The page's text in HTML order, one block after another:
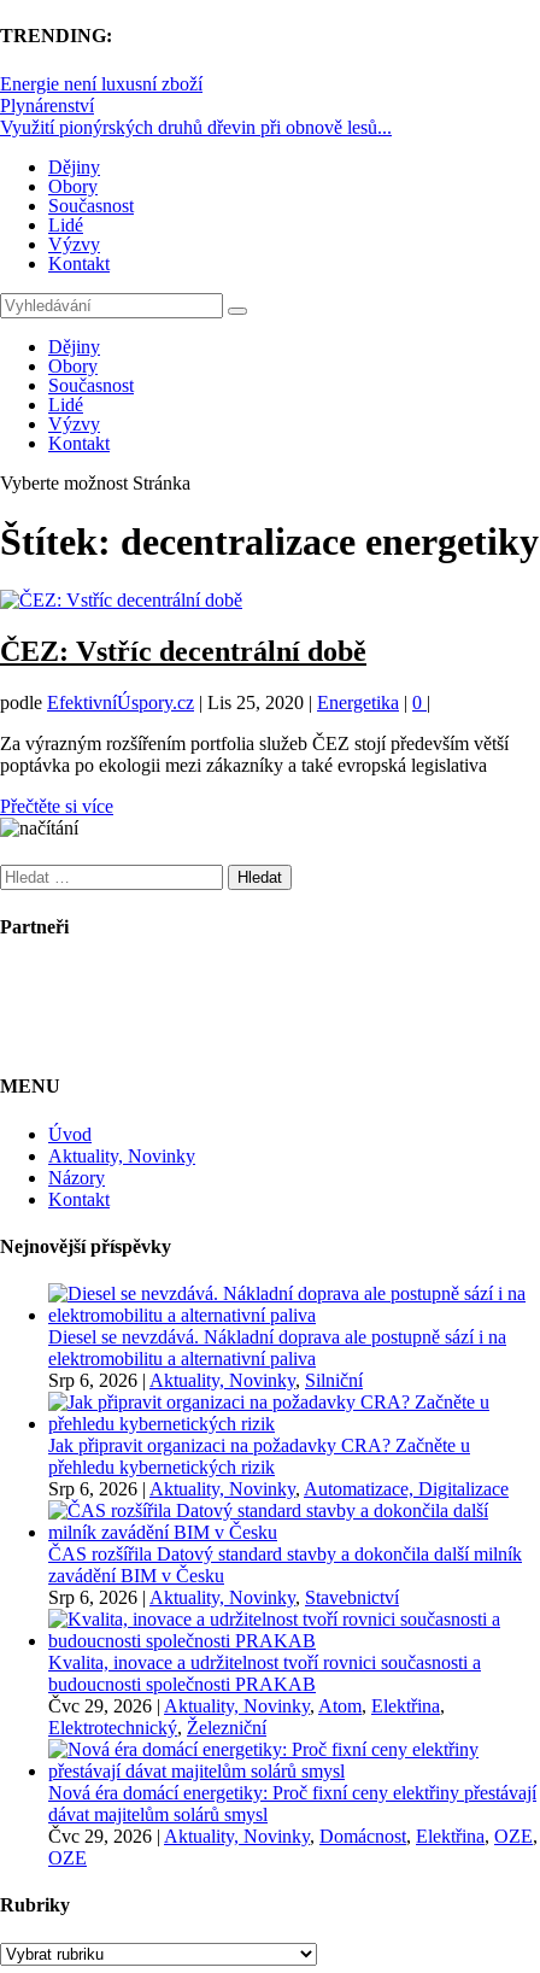
TRENDING:
Energie není luxusní zboží
Plynárenství
Využití pionýrských druhů dřevin při obnově lesů...
Dějiny
Obory
Současnost
Lidé
Výzvy
Kontakt
Dějiny
Obory
Současnost
Lidé
Výzvy
Kontakt
Vyberte možnost Stránka
Štítek: decentralizace energetiky
ČEZ: Vstříc decentrální době
podle EfektivníÚspory.cz | Lis 25, 2020 | Energetika | 0 |
Za výrazným rozšířením portfolia služeb ČEZ stojí především větší
poptávka po ekologii mezi zákazníky a také evropská legislativa
Přečtěte si více
Vyhledávání
Partneři
MENU
Úvod
Aktuality, Novinky
Názory
Kontakt
Nejnovější příspěvky
Diesel se nevzdává. Nákladní doprava ale postupně sází i na
elektromobilitu a alternativní paliva
Srp 6, 2026 | Aktuality, Novinky, Silniční
Jak připravit organizaci na požadavky CRA? Začněte u
přehledu kybernetických rizik
Srp 6, 2026 | Aktuality, Novinky, Automatizace, Digitalizace
ČAS rozšířila Datový standard stavby a dokončila další milník
zavádění BIM v Česku
Srp 6, 2026 | Aktuality, Novinky, Stavebnictví
Kvalita, inovace a udržitelnost tvoří rovnici současnosti a
budoucnosti společnosti PRAKAB
Čvc 29, 2026 | Aktuality, Novinky, Atom, Elektřina,
Elektrotechnický, Železniční
Nová éra domácí energetiky: Proč fixní ceny elektřiny přestávají
dávat majitelům solárů smysl
Čvc 29, 2026 | Aktuality, Novinky, Domácnost, Elektřina, OZE,
OZE
Rubriky
Rubriky